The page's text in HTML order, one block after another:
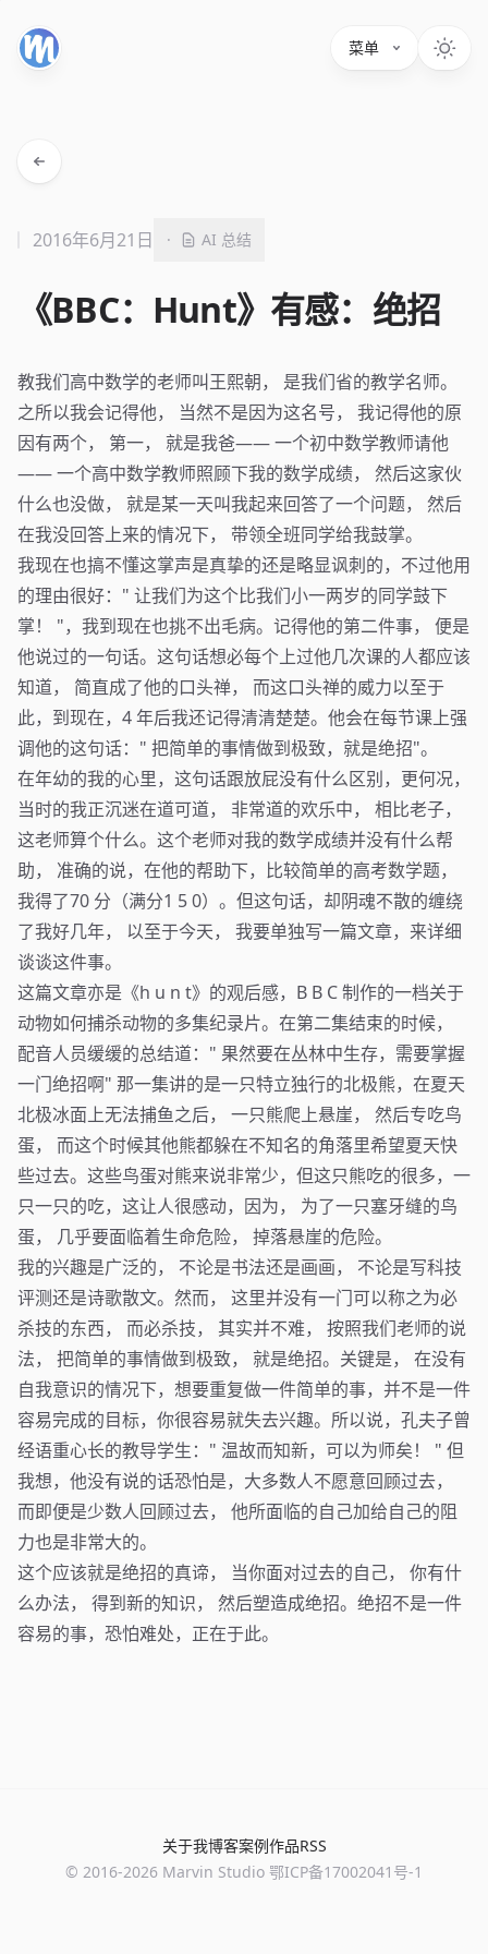
菜单
《BBC：Hunt》有感：绝招
2016年6月21日 · AI 总结
教我们高中数学的老师叫王熙朝， 是我们省的教学名师。
之所以我会记得他， 当然不是因为这名号， 我记得他的原
因有两个， 第一， 就是我爸—— 一个初中数学教师请他
—— 一个高中数学教师照顾下我的数学成绩， 然后这家伙
什么也没做， 就是某一天叫我起来回答了一个问题， 然后
在我没回答上来的情况下， 带领全班同学给我鼓掌。
我现在也搞不懂这掌声是真挚的还是略显讽刺的，不过他用
的理由很好：" 让我们为这个比我们小一两岁的同学鼓下
掌！ "，我到现在也挑不出毛病。记得他的第二件事， 便是
他说过的一句话。这句话想必每个上过他几次课的人都应该
知道， 简直成了他的口头禅， 而这口头禅的威力以至于
此，到现在，4 年后我还记得清清楚楚。他会在每节课上强
调他的这句话：" 把简单的事情做到极致，就是绝招"。
在年幼的我的心里，这句话跟放屁没有什么区别，更何况，
当时的我正沉迷在道可道， 非常道的欢乐中， 相比老子，
这老师算个什么。这个老师对我的数学成绩并没有什么帮
助， 准确的说，在他的帮助下，比较简单的高考数学题，
我得了70 分（满分1 5 0）。但这句话，却阴魂不散的缠绕
了我好几年， 以至于今天， 我要单独写一篇文章，来详细
谈谈这件事。
这篇文章亦是《h u n t》的观后感，B B C 制作的一档关于
动物如何捕杀动物的多集纪录片。在第二集结束的时候，
配音人员缓缓的总结道：" 果然要在丛林中生存，需要掌握
一门绝招啊" 那一集讲的是一只特立独行的北极熊，在夏天
北极冰面上无法捕鱼之后， 一只熊爬上悬崖， 然后专吃鸟
蛋， 而这个时候其他熊都躲在不知名的角落里希望夏天快
些过去。这些鸟蛋对熊来说非常少，但这只熊吃的很多，一
只一只的吃，这让人很感动，因为， 为了一只塞牙缝的鸟
蛋， 几乎要面临着生命危险， 掉落悬崖的危险。
我的兴趣是广泛的， 不论是书法还是画画， 不论是写科技
评测还是诗歌散文。然而， 这里并没有一门可以称之为必
杀技的东西， 而必杀技， 其实并不难， 按照我们老师的说
法， 把简单的事情做到极致， 就是绝招。关键是， 在没有
自我意识的情况下，想要重复做一件简单的事，并不是一件
容易完成的目标，你很容易就失去兴趣。所以说，孔夫子曾
经语重心长的教导学生：" 温故而知新，可以为师矣！ " 但
我想，他没有说的话恐怕是，大多数人不愿意回顾过去，
而即便是少数人回顾过去， 他所面临的自己加给自己的阻
力也是非常大的。
这个应该就是绝招的真谛， 当你面对过去的自己， 你有什
么办法， 得到新的知识， 然后塑造成绝招。绝招不是一件
容易的事，恐怕难处，正在于此。
关于我博客案例作品RSS
© 2016-2026 Marvin Studio 鄂ICP备17002041号-1